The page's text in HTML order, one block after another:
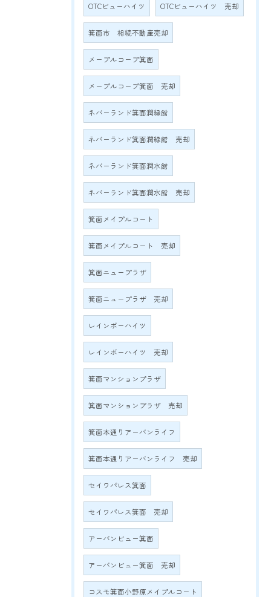
OTCビューハイツ OTCビューハイツ 売却
箕面市 相続不動産売却
メープルコープ箕面
メープルコープ箕面 売却
ネバーランド箕面潤緑館
ネバーランド箕面潤緑館 売却
ネバーランド箕面潤水館
ネバーランド箕面潤水館 売却
箕面メイプルコート
箕面メイプルコート 売却
箕面ニュープラザ
箕面ニュープラザ 売却
レインボーハイツ
レインボーハイツ 売却
箕面マンションプラザ
箕面マンションプラザ 売却
箕面本通りアーバンライフ
箕面本通りアーバンライフ 売却
セイワパレス箕面
セイワパレス箕面 売却
アーバンビュー箕面
アーバンビュー箕面 売却
コスモ箕面小野原メイプルコート